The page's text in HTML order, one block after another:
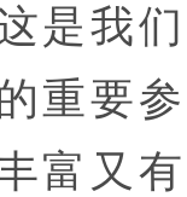
是我们
重要参
富又有